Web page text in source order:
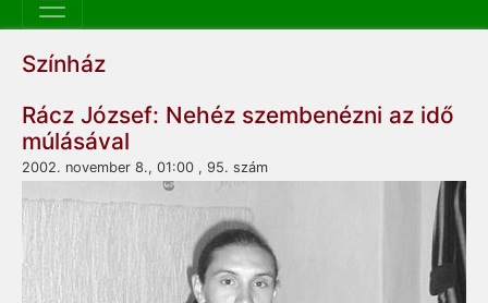
Színház
Rácz József: Nehéz szem­benézni az idő
múlásával
2002. november 8., 01:00 , 95. szám